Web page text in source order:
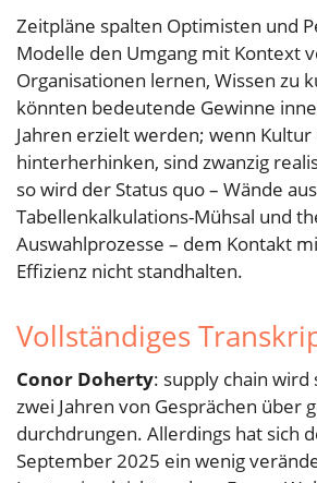
Zeitpläne spalten Optimisten und
Modelle den Umgang mit Kontext
Organisationen lernen, Wissen zu
könnten bedeutende Gewinne
Jahren erzielt werden; wenn Kultur
hinterherhinken, sind zwanzig
so wird der Status quo – Wände
Tabellenkalkulations-Mühsal und
Auswahlprozesse – dem Kontakt
Effizienz nicht standhalten.
Vollständiges
Conor Doherty: supply chain
zwei Jahren von Gesprächen über
durchdrungen. Allerdings hat sich
September 2025 ein wenig